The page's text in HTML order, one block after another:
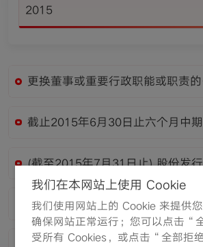
2015
更换董事或重要行政职能或职责的
截止2015年6月30日止六个月中
(截至2015年7月31日止) 股份发
的证券变动月报表
董事会会议召开日期
我们在本网站上使用 Cookie
我们使用网站上的 Cookie 来提供
确保网站正常运行；您可以点击“
受所有 Cookies，或点击“全部拒